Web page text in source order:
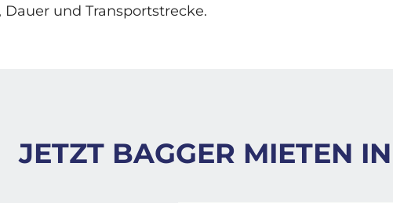
und Transportstrecke.
JETZT BAGGER MIETEN